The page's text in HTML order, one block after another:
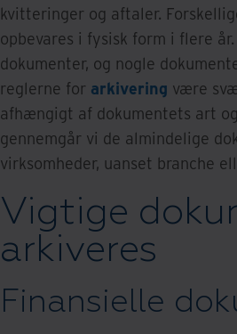
kvitteringer og aftaler.
opbevares i fysisk form i flere
dokumenter, og nogle
reglerne for arkivering være
afhængigt af dokumentets art
gennemgår vi de almindelige
virksomheder, uanset branche
Vigtige
arkiveres
Finansielle